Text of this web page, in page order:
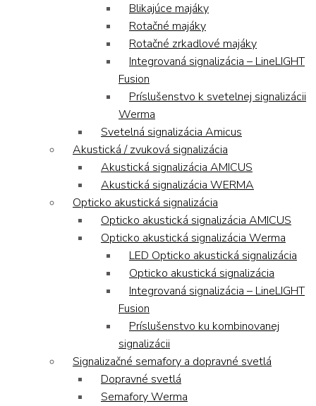
Blikajúce majáky
Rotačné majáky
Rotačné zrkadlové majáky
Integrovaná signalizácia – LineLIGHT
Fusion
Príslušenstvo k svetelnej signalizácii
Werma
Svetelná signalizácia Amicus
Akustická / zvuková signalizácia
Akustická signalizácia AMICUS
Akustická signalizácia WERMA
Opticko akustická signalizácia
Opticko akustická signalizácia AMICUS
Opticko akustická signalizácia Werma
LED Opticko akustická signalizácia
Opticko akustická signalizácia
Integrovaná signalizácia – LineLIGHT
Fusion
Príslušenstvo ku kombinovanej
signalizácii
Signalizačné semafory a dopravné svetlá
Dopravné svetlá
Semafory Werma